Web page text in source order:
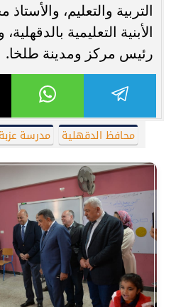
التربية والتعليم،
الأبنية التعليمية
رئيس مركز ومدينة طلخا.
محافظ الدقهلية مدرسة